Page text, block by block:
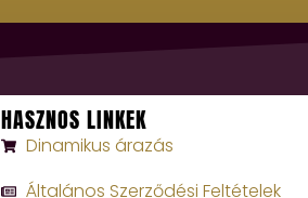
HASZNOS LINKEK
Dinamikus árazás
Általános Szerződési Feltételek